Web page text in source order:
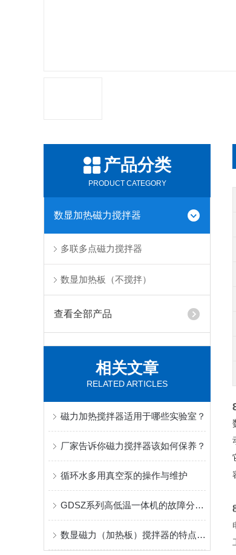
产品分类
PRODUCT CATEGORY
数显加热磁力搅拌器
多联多点磁力搅拌器
数显加热板（不搅拌）
查看全部产品
相关文章
RELATED ARTICLES
磁力加热搅拌器适用于哪些实验室？
厂家告诉你磁力搅拌器该如何保养？
循环水多用真空泵的操作与维护
GDSZ系列高低温一体机的故障分析及保养
数显磁力（加热板）搅拌器的特点与使用方法